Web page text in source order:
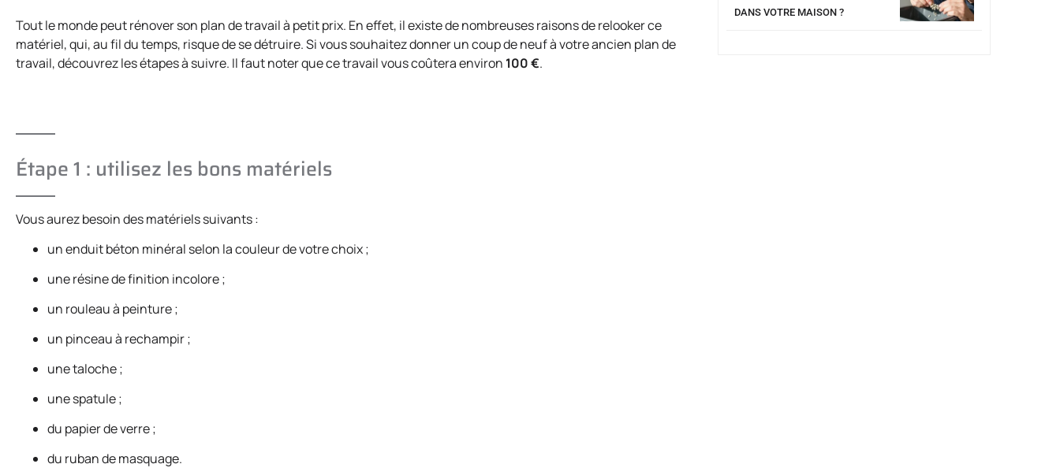
Tout le monde peut rénover son plan de travail à petit prix. En effet, il existe de nombreuses raisons de relooker ce
matériel, qui, au fil du temps, risque de se détruire. Si vous souhaitez donner un coup de neuf à votre ancien plan de
travail, découvrez les étapes à suivre. Il faut noter que ce travail vous coûtera environ 100 €.
Étape 1 : utilisez les bons matériels
Vous aurez besoin des matériels suivants :
un enduit béton minéral selon la couleur de votre choix ;
une résine de finition incolore ;
un rouleau à peinture ;
un pinceau à rechampir ;
une taloche ;
une spatule ;
du papier de verre ;
du ruban de masquage.
DANS VOTRE MAISON ?